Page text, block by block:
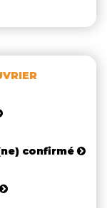
confirmé